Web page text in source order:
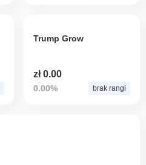
Trump Grow
zł 0.00
0.00% brak rangi